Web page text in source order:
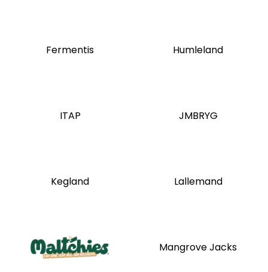
Fermentis Humleland
ITAP JMBRYG
Kegland Lallemand
Mangrove Jacks